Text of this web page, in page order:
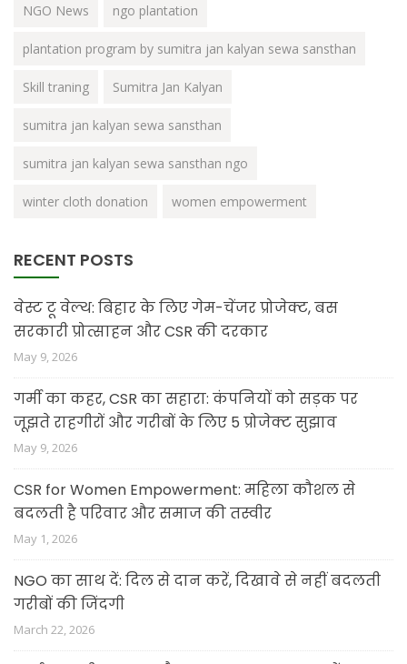
NGO News ngo plantation
plantation program by sumitra jan kalyan sewa sansthan
Skill traning Sumitra Jan Kalyan
sumitra jan kalyan sewa sansthan
sumitra jan kalyan sewa sansthan ngo
winter cloth donation women empowerment
RECENT POSTS
वेस्ट टू वेल्थ: बिहार के लिए गेम-चेंजर प्रोजेक्ट, बस
सरकारी प्रोत्साहन और CSR की दरकार
May 9, 2026
गर्मी का कहर, CSR का सहारा: कंपनियों को सड़क पर
जूझते राहगीरों और गरीबों के लिए 5 प्रोजेक्ट सुझाव
May 9, 2026
CSR for Women Empowerment: महिला कौशल से
बदलती है परिवार और समाज की तस्वीर
May 1, 2026
NGO का साथ दें: दिल से दान करें, दिखावे से नहीं बदलती
गरीबों की जिंदगी
March 22, 2026